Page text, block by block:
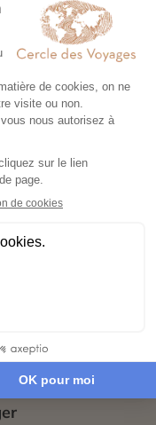
en ligne et
rêves de
budget, période
itinéraire
expert
à votre rythme.
sérénité
formalités,
vous reste plus